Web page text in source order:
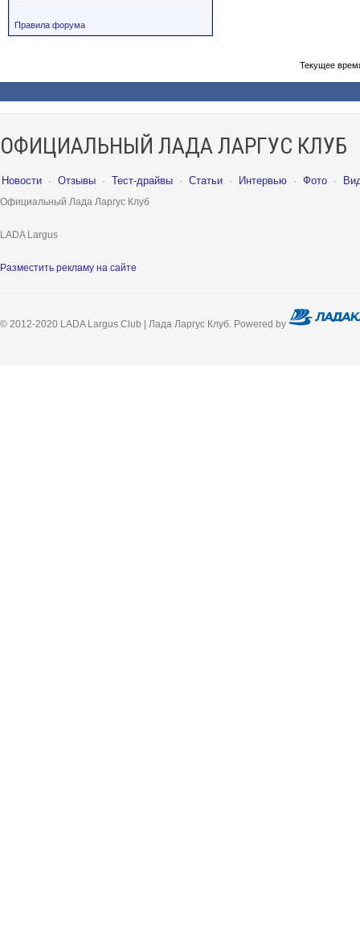
Правила форума
Текущее
ОФИЦИАЛЬНЫЙ ЛАДА ЛАРГУС КЛУБ
Новости · Отзывы · Тест-драйвы · Статьи · Интервью · Фото ·
Официальный Лада Ларгус Клуб
LADA Largus
Разместить рекламу на сайте
© 2012-2020 LADA Largus Club | Лада Ларгус Клуб. Powered by